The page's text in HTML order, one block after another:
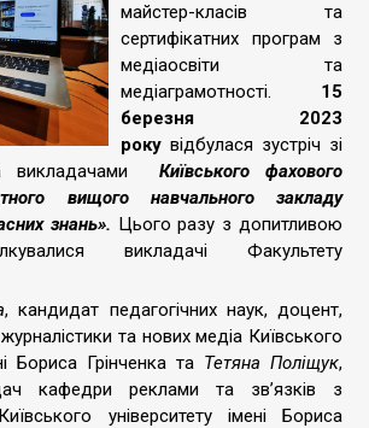
майстер-класів та
сертифікатних програм з
медіаосвіти та
медіаграмотності. 15
березня 2023
року відбулася зустріч зі
викладачами Київського фахового
вищого навчального закладу
знань». Цього разу з допитливою
викладачі Факультету
, кандидат педагогічних наук, доцент,
та нових медіа Київського
Бориса Грінченка та Тетяна Поліщук,
кафедри реклами та зв’язків з
університету імені Бориса